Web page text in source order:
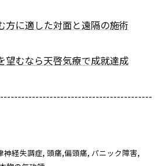
方に適した対面と遠隔の施術
望むなら天啓気療で成就達成
神経失調症 頭痛,偏頭痛 パニック障害